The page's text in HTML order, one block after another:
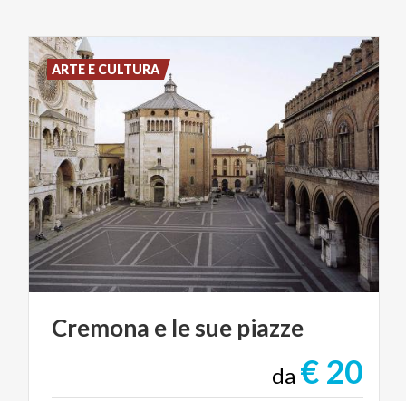
Cremona e lesue piazze
da € 20
ARTE E CULTURA